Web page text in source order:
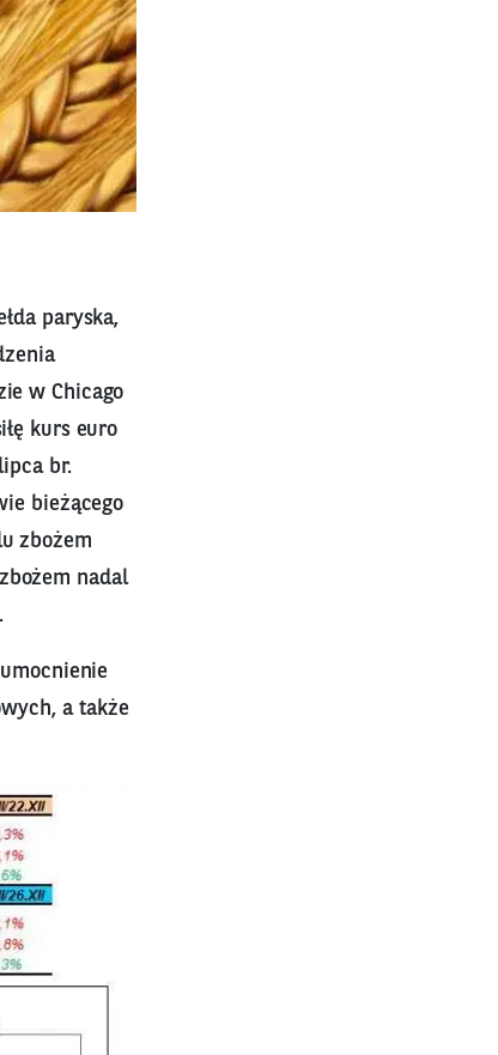
paryska,
w Chicago
kurs euro
br.
bieżącego
zbożem
nadal
a także